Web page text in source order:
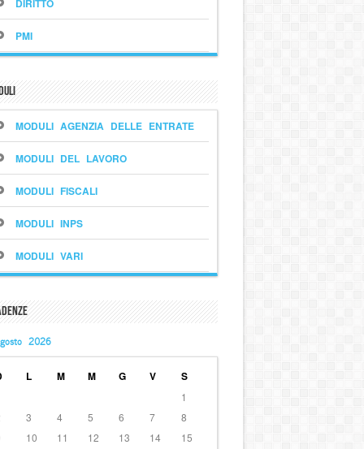
DIRITTO
PMI
MODULI AGENZIA DELLE ENTRATE
MODULI DEL LAVORO
MODULI FISCALI
MODULI INPS
MODULI VARI
2026
L M M G V S
1
3 4 5 6 7
8
10 11 12 13 14
15